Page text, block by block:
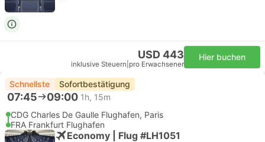
USD 443
inklusive Steuern pro Erwachsener
Hier buchen
Schnellste Sofortbestätigung
07:45 09:00 1h, 15m
CDG Charles De Gaulle Flughafen, Paris
FRA Frankfurt Flughafen
Economy | Flug #LH1051